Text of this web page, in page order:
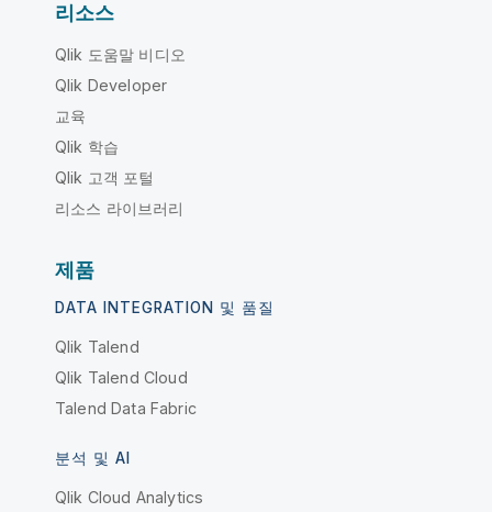
리소스
Qlik 도움말 비디오
Qlik Developer
교육
Qlik 학습
Qlik 고객 포털
리소스 라이브러리
제품
DATA INTEGRATION 및 품질
Qlik Talend
Qlik Talend Cloud
Talend Data Fabric
분석 및 AI
Qlik Cloud Analytics